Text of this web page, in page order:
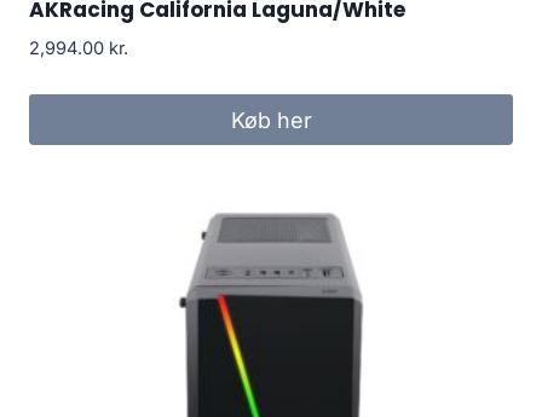
AKRacing California Laguna/White
2,994.00 kr.
Køb her